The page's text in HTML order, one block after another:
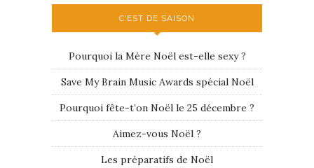
C’EST DE SAISON
Pourquoi la Mère Noël est-elle sexy ?
Save My Brain Music Awards spécial Noël
Pourquoi fête-t’on Noël le 25 décembre ?
Aimez-vous Noël ?
Les préparatifs de Noël